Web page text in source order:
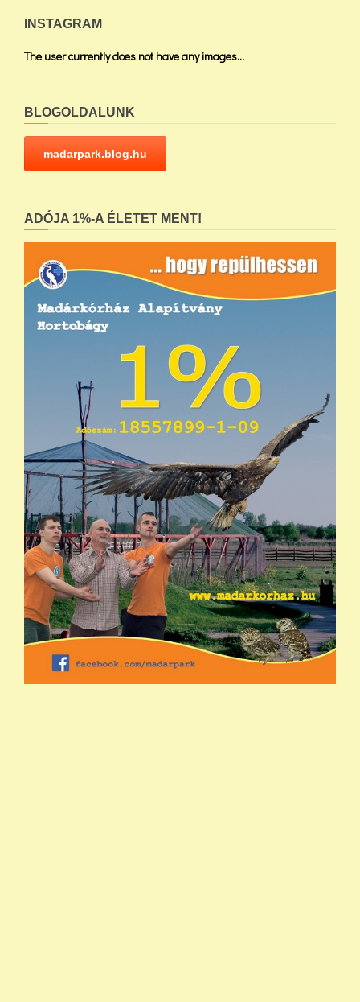
INSTAGRAM
The user currently does not have any images...
BLOGOLDALUNK
madarpark.blog.hu
ADÓJA 1%-A ÉLETET MENT!